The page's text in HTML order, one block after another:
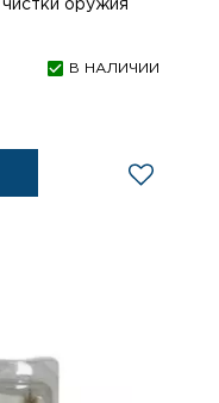
оружия
В НАЛИЧИИ